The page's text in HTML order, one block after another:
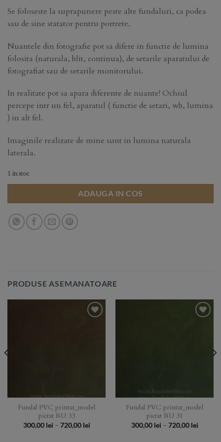
Se foloseste la suprapunere peste alte fundaluri, ca podea
sau de sine statator pentru portrete.
Nuantele din fotografie pot sa difere in functie de lumina
folosita (naturala, blit, continua), de setarile aparatului de
fotografiat sau de setarile monitorului.
In realitate pot sa apara diferente de nuante! Ochiul
percepe intr un fel, aparatul ( functie de setari, wb, lumina
) in alt fel.
Imaginile realizate de mine sunt in lumina naturala
laterala.
1 in stoc
ADAUGA IN COS
PRODUSE ASEMANATOARE
Fundal PVC printat_model
pictat RU 33
300,00 lei – 720,00 leiPrice
Fundal PVC printat_model
pictat RU 31
300,00 lei – 720,00 leiPrice